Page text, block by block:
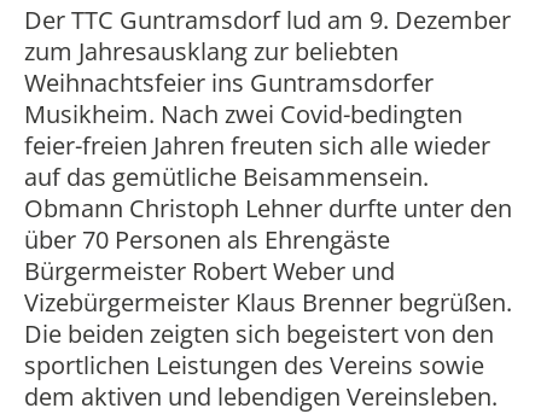
Der TTC Guntramsdorf lud am 9. Dezember
zum Jahresausklang zur beliebten
Weihnachtsfeier ins Guntramsdorfer
Musikheim. Nach zwei Covid-bedingten
feier-freien Jahren freuten sich alle wieder
auf das gemütliche Beisammensein.
Obmann Christoph Lehner durfte unter den
über 70 Personen als Ehrengäste
Bürgermeister Robert Weber und
Vizebürgermeister Klaus Brenner begrüßen.
Die beiden zeigten sich begeistert von den
sportlichen Leistungen des Vereins sowie
dem aktiven und lebendigen Vereinsleben.